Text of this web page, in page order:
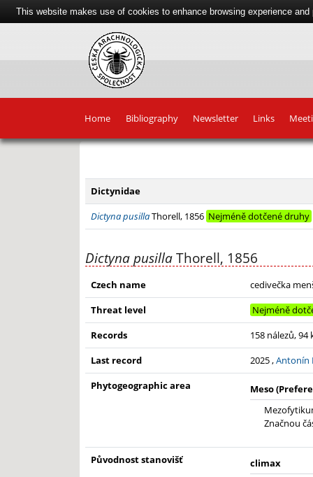
Home Bibliography Newsletter Links
−
Dictynidae
Dictyna pusillaThorell, 1856 Nejméně dotčené druhy
Dictyna pusillaThorell, 1856
Czech name
cedivečka
Threat level
Nejméně
Records
158 nálezů, 94
Last record
2025 ,Antonín
Phytogeographic area
Meso
Značnou
Původnost stanovišť
climax
This website makes use of cookies to enhance browsing experience